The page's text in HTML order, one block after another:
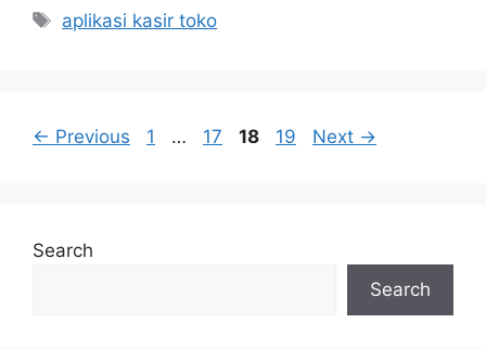
Tags
aplikasi kasir toko
← Previous Page
1 … Page
17 Page
18 Page
19 Next →
Search
Search